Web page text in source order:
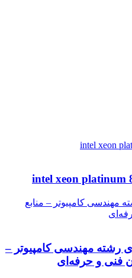
مهندسی کامپیوتر – منابع
رشته مهندسی کامپیوتر –
فنی و حرفه‌ای